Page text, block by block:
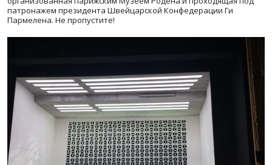
патронажем президента Швейцарской Конфедерации Ги
Пармелена. Не пропустите!